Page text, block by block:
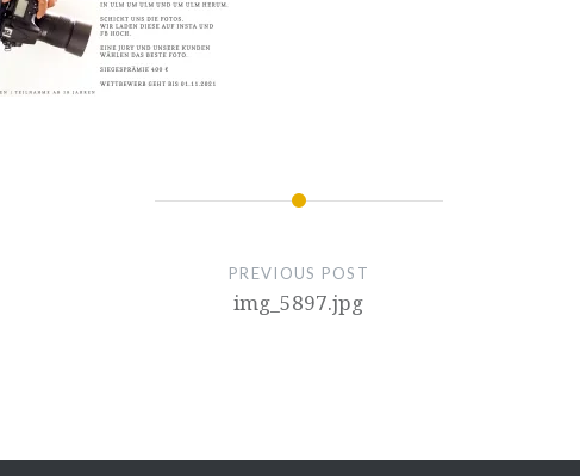
PREVIOUS POST
img_5897.jpg